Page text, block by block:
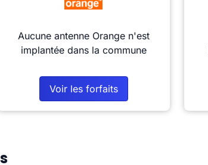
Aucune antenne Orange n'est
implantée dans la commune
Voir les forfaits